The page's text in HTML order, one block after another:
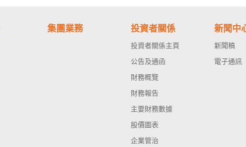
集團業務 投資者關係
投資者關係主頁
公告及通函
財務概覽
財務報告
主要財務數據
股價圖表
企業管治
新聞中
新聞稿
電子通訊